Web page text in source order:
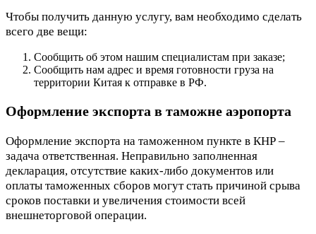
Чтобы получить данную услугу, вам необходимо сделать
всего две вещи:
Сообщить об этом нашим специалистам при заказе;
Сообщить нам адрес и время готовности груза на
территории Китая к отправке в РФ.
Оформление экспорта в таможне аэропорта
Оформление экспорта на таможенном пункте в КНР –
задача ответственная. Неправильно заполненная
декларация, отсутствие каких-либо документов или
оплаты таможенных сборов могут стать причиной срыва
сроков поставки и увеличения стоимости всей
внешнеторговой операции.